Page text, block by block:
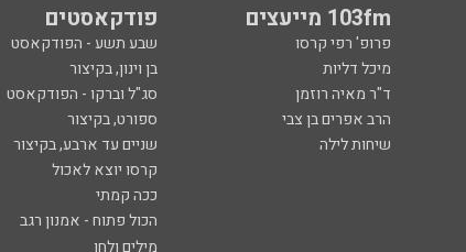
103fm מייעצים פודקאסטים
פרופ' רפי קרסו שבע תשע - הפודקאסט
מיכל דליות בן וינון, בקיצור
ד"ר מאיה רוזמן סג"ל וברקו - הפודקאסט
הרב אפרים בן צבי ספורט, בקיצור
שיחות לילה שניים עד ארבע, בקיצור
קרסו יוצא לאכול
ככה קמתי
הכול פתוח - אמנון רגב
מילים ולחן